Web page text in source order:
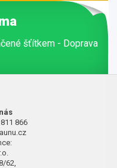
šťítkem - Doprava
866
62,